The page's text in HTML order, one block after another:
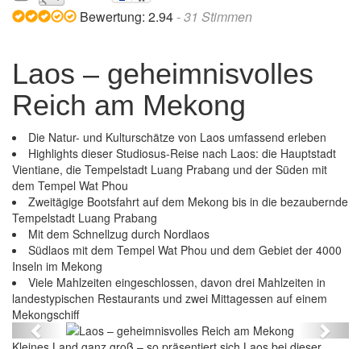
Bewertung: 2.94 -31 Stimmen
Laos – geheimnisvolles
Reich am Mekong
Die Natur- und Kulturschätze von Laos umfassend erleben
Highlights dieser Studiosus-Reise nach Laos: die Hauptstadt
Vientiane, die Tempelstadt Luang Prabang und der Süden mit
dem Tempel Wat Phou
Zweitägige Bootsfahrt auf dem Mekong bis in die bezaubernde
Tempelstadt Luang Prabang
Mit dem Schnellzug durch Nordlaos
Südlaos mit dem Tempel Wat Phou und dem Gebiet der 4000
Inseln im Mekong
Viele Mahlzeiten eingeschlossen, davon drei Mahlzeiten in
landestypischen Restaurants und zwei Mittagessen auf einem
Mekongschiff
Laos – geheimnisvolles Reich am Mekong
Previous Next